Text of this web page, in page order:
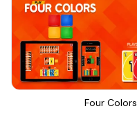
Four Colors